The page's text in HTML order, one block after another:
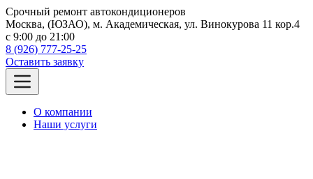
Срочный ремонт автокондиционеров
Москва, (ЮЗАО), м. Академическая, ул. Винокурова 11 кор.4
c 9:00 до 21:00
8 (926) 777-25-25
Оставить заявку
О компании
Наши услуги